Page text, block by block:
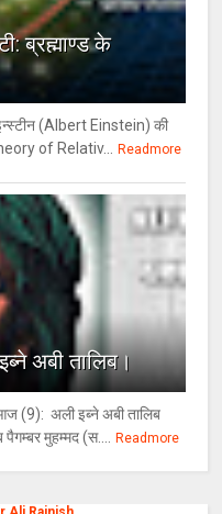
ब्रह्माण्‍ड के
(Albert Einstein) की
of Relativ... Readmore
अबी तालिब।
(9): अली इब्ने अबी तालिब
मुहम्मद (स.... Readmore